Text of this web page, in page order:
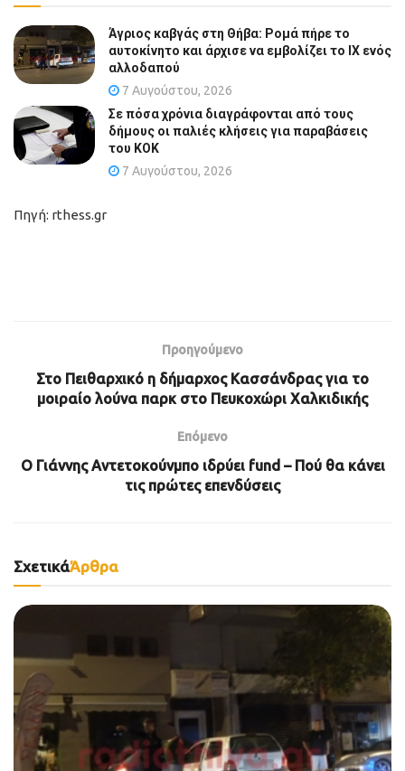
Άγριος καβγάς στη Θήβα: Ρομά πήρε το
αυτοκίνητο και άρχισε να εμβολίζει το ΙΧ ενός
αλλοδαπού
7 Αυγούστου, 2026
Σε πόσα χρόνια διαγράφονται από τους
δήμους οι παλιές κλήσεις για παραβάσεις
του ΚΟΚ
7 Αυγούστου, 2026
Πηγή: rthess.gr
Προηγούμενο
Στο Πειθαρχικό η δήμαρχος Κασσάνδρας για το
μοιραίο λούνα παρκ στο Πευκοχώρι Χαλκιδικής
Επόμενο
Ο Γιάννης Αντετοκούνμπο ιδρύει fund – Πού θα κάνει
τις πρώτες επενδύσεις
ΣχετικάΆρθρα